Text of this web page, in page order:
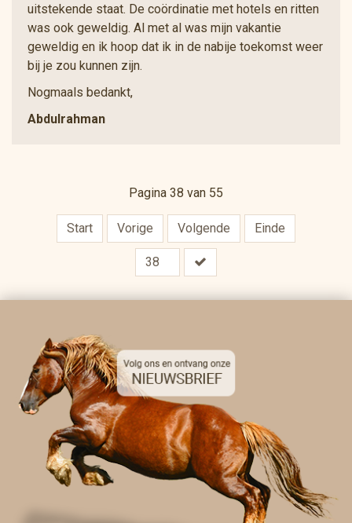
uitstekende staat. De coördinatie met hotels en ritten
was ook geweldig. Al met al was mijn vakantie
geweldig en ik hoop dat ik in de nabije toekomst weer
bij je zou kunnen zijn.
Nogmaals bedankt,
Abdulrahman
Pagina 38 van 55
Start Vorige Volgende Einde